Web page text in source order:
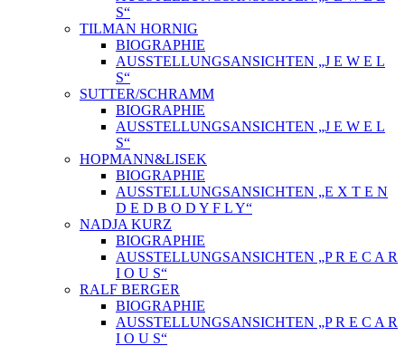
S“
TILMAN HORNIG
BIOGRAPHIE
AUSSTELLUNGSANSICHTEN „J E W E L
S“
SUTTER/SCHRAMM
BIOGRAPHIE
AUSSTELLUNGSANSICHTEN „J E W E L
S“
HOPMANN&LISEK
BIOGRAPHIE
AUSSTELLUNGSANSICHTEN „E X T E N
D E D B O D Y F L Y“
NADJA KURZ
BIOGRAPHIE
AUSSTELLUNGSANSICHTEN „P R E C A R
I O U S“
RALF BERGER
BIOGRAPHIE
AUSSTELLUNGSANSICHTEN „P R E C A R
I O U S“